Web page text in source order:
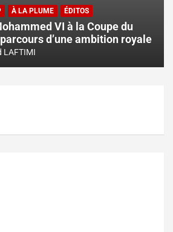
À LA PLUME ÉDITOS
VI à la Coupe du
d’une ambition royale
LAFTIMI